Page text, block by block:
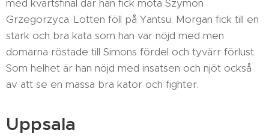
med kvartsfinal där han fick möta Szymon
Grzegorzyca. Lotten föll på Yantsu. Morgan fick till en
stark och bra kata som han var nöjd med men
domarna röstade till Simons fördel och tyvärr förlust.
Som helhet är han nöjd med insatsen och njöt också
av att se en massa bra kator och fighter.
Uppsala